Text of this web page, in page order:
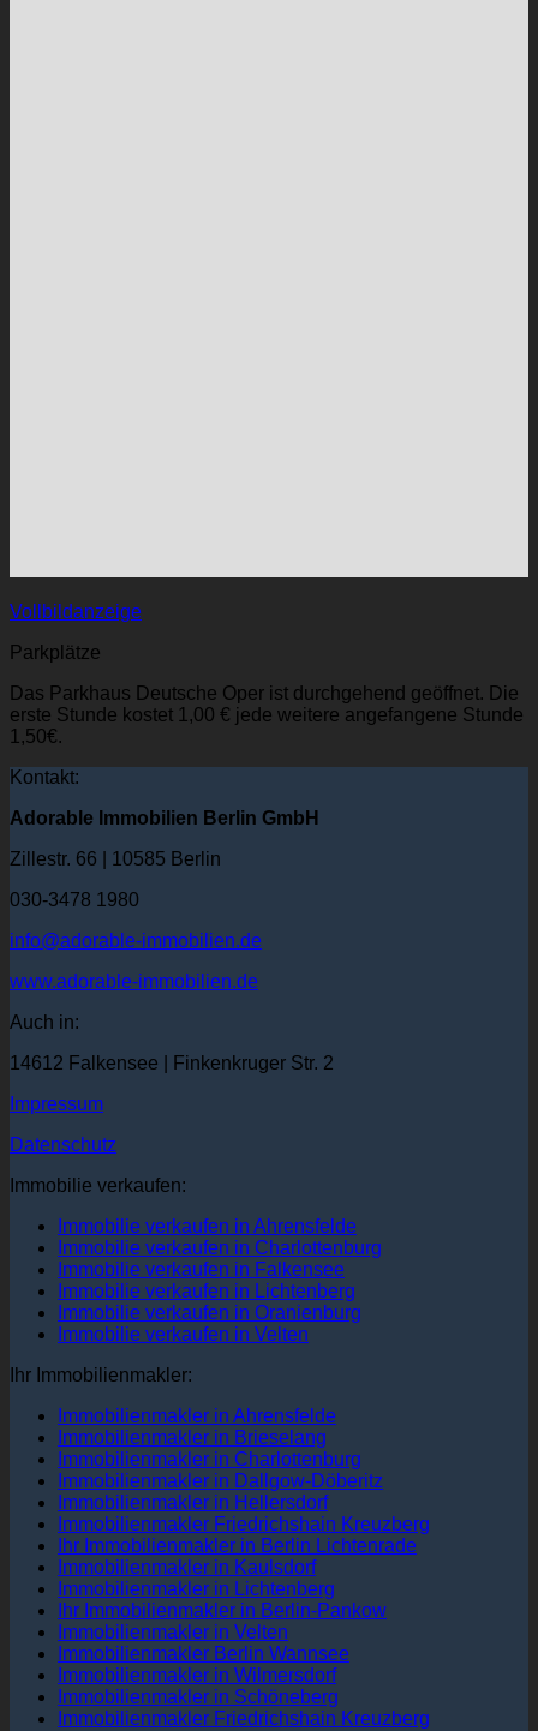
Vollbildanzeige
Parkplätze
Das Parkhaus Deutsche Oper ist durchgehend geöffnet. Die
erste Stunde kostet 1,00 € jede weitere angefangene Stunde
1,50€.
Kontakt:
Adorable Immobilien Berlin GmbH
Zillestr. 66 | 10585 Berlin
030-3478 1980
info@adorable-immobilien.de
www.adorable-immobilien.de
Auch in:
14612 Falkensee | Finkenkruger Str. 2
Impressum
Datenschutz
Immobilie verkaufen:
Immobilie verkaufen in Ahrensfelde
Immobilie verkaufen in Charlottenburg
Immobilie verkaufen in Falkensee
Immobilie verkaufen in Lichtenberg
Immobilie verkaufen in Oranienburg
Immobilie verkaufen in Velten
Ihr Immobilienmakler:
Immobilienmakler in Ahrensfelde
Immobilienmakler in Brieselang
Immobilienmakler in Charlottenburg
Immobilienmakler in Dallgow-Döberitz
Immobilienmakler in Hellersdorf
Immobilienmakler Friedrichshain Kreuzberg
Ihr Immobilienmakler in Berlin Lichtenrade
Immobilienmakler in Kaulsdorf
Immobilienmakler in Lichtenberg
Ihr Immobilienmakler in Berlin-Pankow
Immobilienmakler in Velten
Immobilienmakler Berlin Wannsee
Immobilienmakler in Wilmersdorf
Immobilienmakler in Schöneberg
Immobilienmakler Friedrichshain Kreuzberg